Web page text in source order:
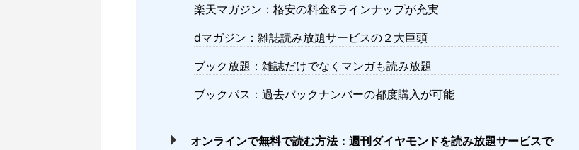
楽天マガジン：格安の料金&ラインナップが充実
dマガジン：雑誌読み放題サービスの２大巨頭
ブック放題：雑誌だけでなくマンガも読み放題
ブックパス：過去バックナンバーの都度購入が可能
オンラインで無料で読む方法：週刊ダイヤモンドを読み放題サービスで